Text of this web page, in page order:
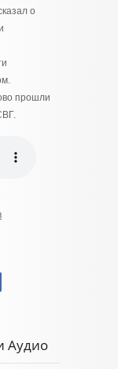
о
прошли
Аудио